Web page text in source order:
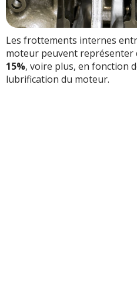
Les frottements internes
moteur peuvent représenter
15%, voire plus, en fonction
lubrification du moteur.